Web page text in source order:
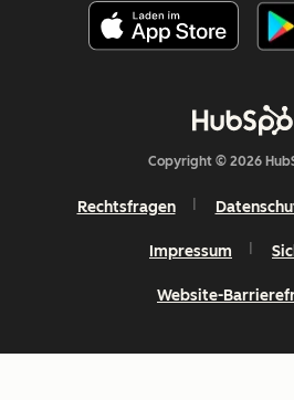
Copyright © 2026
Rechtsfragen
Impressum
Website-